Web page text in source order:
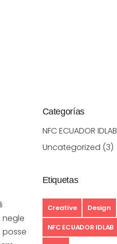
negle
Categorías
NFC ECUADOR IDLAB
Uncategorized (3)
Etiquetas
Creative Design
NFC ECUADOR IDLAB